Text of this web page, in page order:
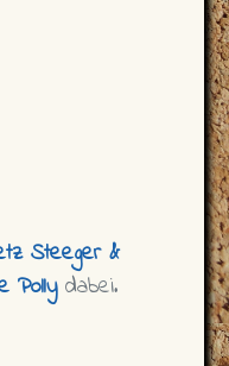
Steeger &
Pollydabei.